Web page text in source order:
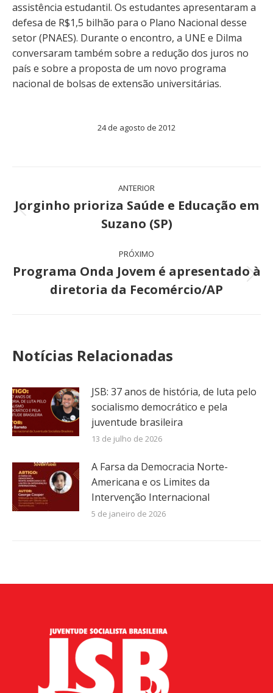
assistência estudantil. Os estudantes apresentaram a
defesa de R$1,5 bilhão para o Plano Nacional desse
setor (PNAES). Durante o encontro, a UNE e Dilma
conversaram também sobre a redução dos juros no
país e sobre a proposta de um novo programa
nacional de bolsas de extensão universitárias.
24 de agosto de 2012
Navegação
de
ANTERIOR
Post
anterior:
Jorginho prioriza Saúde e Educação em
Suzano (SP)
PRÓXIMO
Próximo
post:
Programa Onda Jovem é apresentado à
diretoria da Fecomércio/AP
Notícias Relacionadas
JSB: 37 anos de história, de luta pelo
socialismo democrático e pela
juventude brasileira
13 de julho de 2026
A Farsa da Democracia Norte-
Americana e os Limites da
Intervenção Internacional
5 de janeiro de 2026